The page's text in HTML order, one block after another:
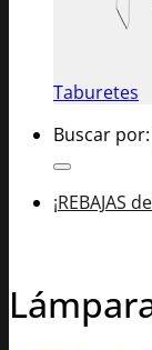
Taburetes
Buscar por:
¡REBAJAS